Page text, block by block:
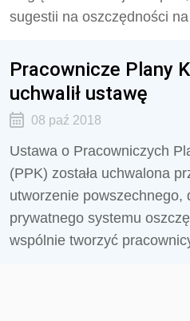
sugestii na oszczędności
Pracownicze Plany
uchwalił ustawę
08 paź 2018
Ustawa o Pracowniczych
(PPK) została uchwalona
utworzenie powszechnego,
prywatnego systemu
wspólnie tworzyć